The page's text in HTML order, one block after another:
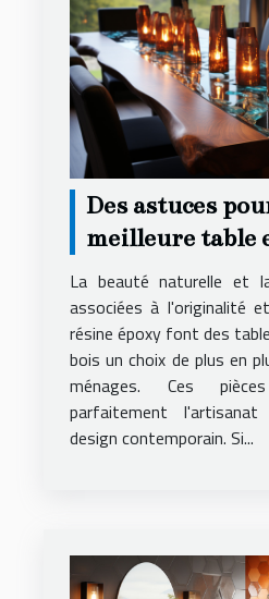
Des astuces
meilleure table
époxy et bois
logement
La beauté naturelle et
associées à l'originalité
résine époxy font des
bois un choix de plus en
ménages. Ces
parfaitement
design contemporain. Si...